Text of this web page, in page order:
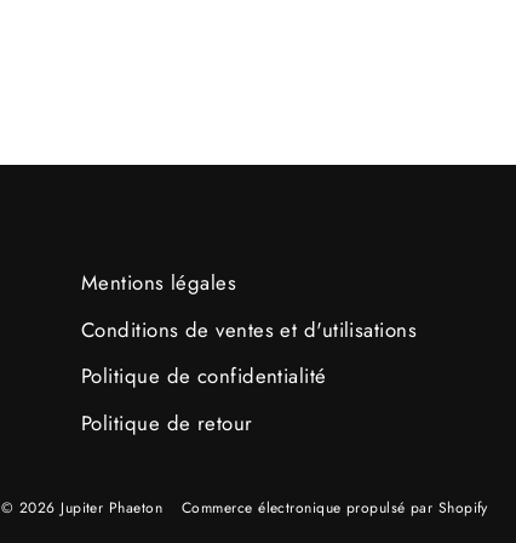
Mentions légales
Conditions de ventes et d'utilisations
Politique de confidentialité
Politique de retour
© 2026 Jupiter Phaeton Commerce électronique propulsé par Shopify